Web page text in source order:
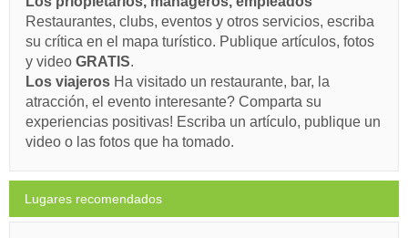
7/8/26
sábado,
8/8/26 32°C cielo claro
domingo,
9/8/26 30°C cielo claro
10/8/26
martes, 30°C cielo claro
MUESTRE EN EL MAPA
LEER MAS/ COMENTAR
Restaurantes, clubs, eventos y otros servicios, escriba
su crítica en el mapa turístico. Publique artículos, fotos
y video GRATIS.
Los viajeros Ha visitado un restaurante, bar, la
atracción, el evento interesante? Comparta su
experiencias positivas! Escriba un artículo, publique un
video o las fotos que ha tomado.
Lugares recomendados